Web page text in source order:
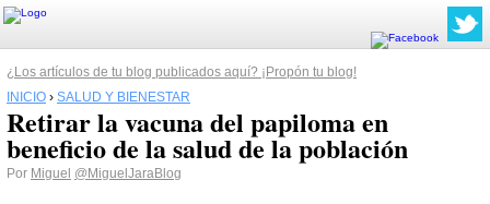
¿Los artículos de tu blog publicados aquí? ¡Propón tu blog!
INICIO › SALUD Y BIENESTAR
Retirar la vacuna del papiloma en
beneficio de la salud de la población
Por Miguel @MiguelJaraBlog